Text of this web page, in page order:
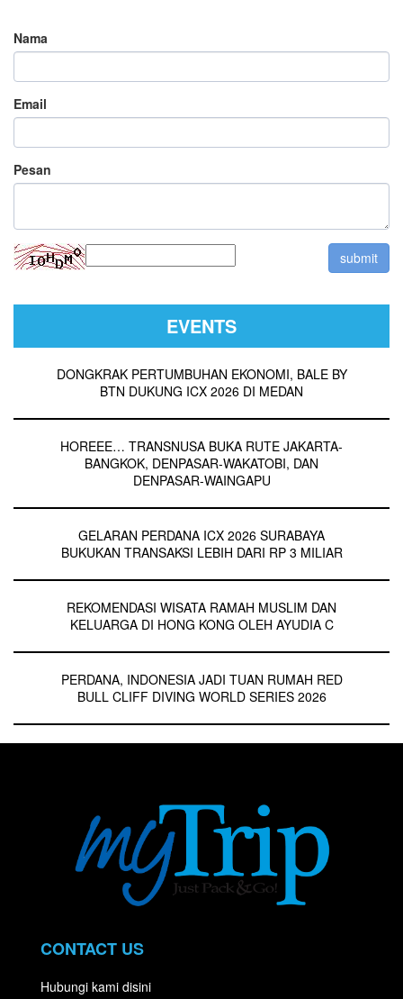
Nama
Email
Pesan
EVENTS
DONGKRAK PERTUMBUHAN EKONOMI, BALE BY
BTN DUKUNG ICX 2026 DI MEDAN
HOREEE… TRANSNUSA BUKA RUTE JAKARTA-
BANGKOK, DENPASAR-WAKATOBI, DAN
DENPASAR-WAINGAPU
GELARAN PERDANA ICX 2026 SURABAYA
BUKUKAN TRANSAKSI LEBIH DARI RP 3 MILIAR
REKOMENDASI WISATA RAMAH MUSLIM DAN
KELUARGA DI HONG KONG OLEH AYUDIA C
PERDANA, INDONESIA JADI TUAN RUMAH RED
BULL CLIFF DIVING WORLD SERIES 2026
CONTACT US
Hubungi kami disini